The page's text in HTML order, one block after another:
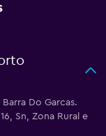
Do Garcas.
Sn, Zona Rural e